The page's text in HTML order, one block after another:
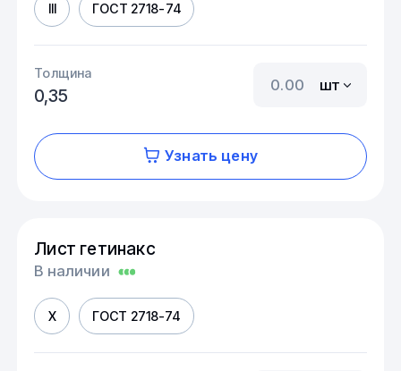
III ГОСТ 2718-74
Толщина
0,35
шт
Узнать цену
Лист гетинакс
В наличии
X ГОСТ 2718-74